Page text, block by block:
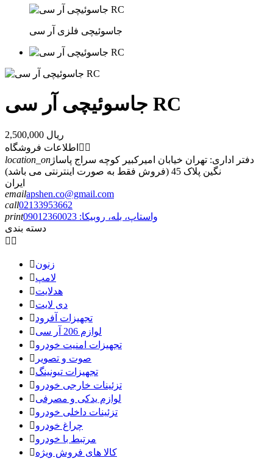
جاسوئیچی فلزی آر سی
جاسوئیچی آر سی RC
2,500,000 ریال
اطلاعات فروشگاه  
location_onدفتر اداری: تهران خیابان امیرکبیر کوچه سراج پاساژ
نگین پلاک 45 (فروش فقط به صورت اینترنتی می باشد)
ایران
emailapshen.co@gmail.com
call02133953662
print
واستاپ، بله، روبیکا: 09012360023
دسته بندی
 
زنون
لامپ
هدلایت
دی لایت
تجهیزات آفرود

لوازم 206 آر سی
تجهیزات امنیت خودرو
 صوت و تصویر
تجهیزات تیونینگ
تزئینات خارجی خودرو
لوازم یدکی و مصرفی
تزئینات داخلی خودرو
چراغ خودرو
مرتبط با خودرو
کالا های فروش ویژه